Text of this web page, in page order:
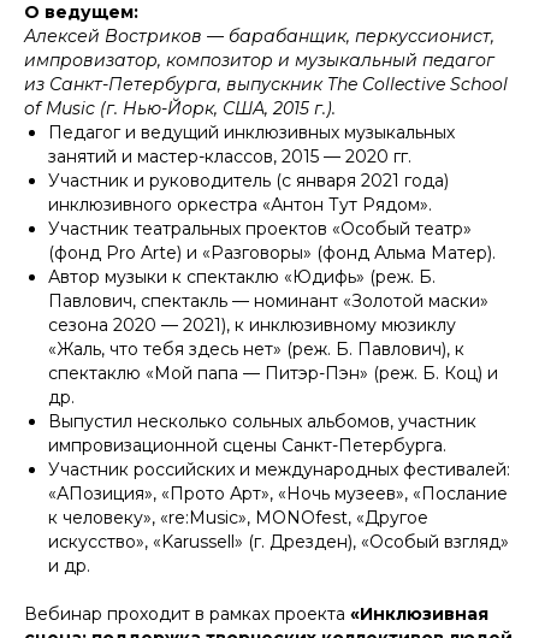
О ведущем:
Алексей Востриков — барабанщик, перкуссионист,
импровизатор, композитор и музыкальный педагог
из Санкт-Петербурга, выпускник The Collective School
of Music (г. Нью-Йорк, США, 2015 г.).
Педагог и ведущий инклюзивных музыкальных
занятий и мастер-классов, 2015 — 2020 гг.
Участник и руководитель (с января 2021 года)
инклюзивного оркестра «Антон Тут Рядом».
Участник театральных проектов «Особый театр»
(фонд Pro Arte) и «Разговоры» (фонд Альма Матер).
Автор музыки к спектаклю «Юдифь» (реж. Б.
Павлович, спектакль — номинант «Золотой маски»
сезона 2020 — 2021), к инклюзивному мюзиклу
«Жаль, что тебя здесь нет» (реж. Б. Павлович), к
спектаклю «Мой папа — Питэр-Пэн» (реж. Б. Коц) и
др.
Выпустил несколько сольных альбомов, участник
импровизационной сцены Санкт-Петербурга.
Участник российских и международных фестивалей:
«АПозиция», «Прото Арт», «Ночь музеев», «Послание
к человеку», «re:Music», MONOfest, «Другое
искусство», «Karussell» (г. Дрезден), «Особый взгляд»
и др.
Вебинар проходит в рамках проекта «Инклюзивная